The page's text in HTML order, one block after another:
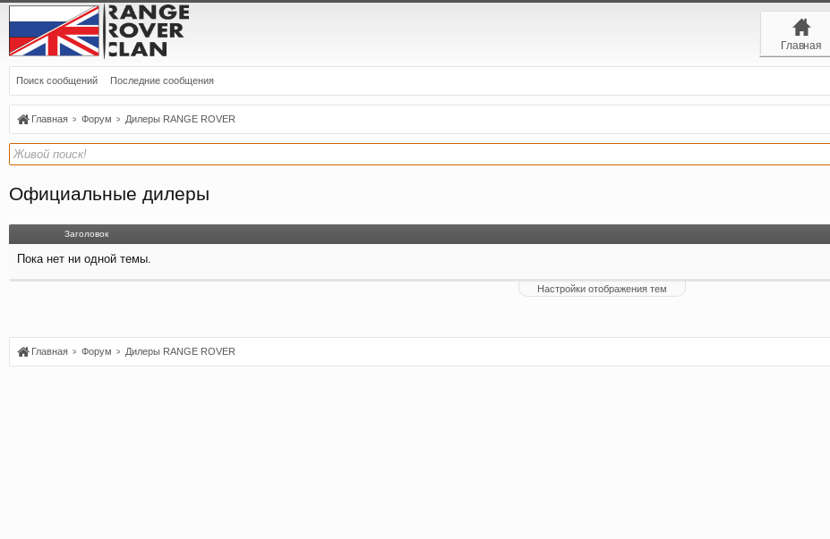
Главная
Поиск сообщений Последние сообщения
Главная Форум Дилеры RANGE ROVER
Официальные дилеры
Заголовок
Пока нет ни одной темы.
Настройки отображения тем
Главная Форум Дилеры RANGE ROVER